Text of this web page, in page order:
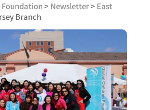
> Newsletter> East
Branch